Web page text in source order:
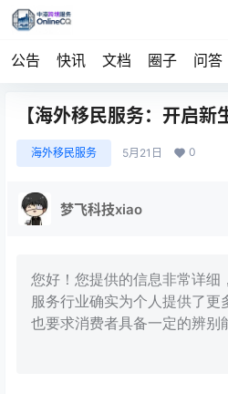
公告 快讯 文档 圈子 问答
【海外移民服务：开启新
海外移民服务 5月21日 0
梦飞科技xiao
您好！您提供的信息非常详细
服务行业确实为个人提供了更
也要求消费者具备一定的辨别